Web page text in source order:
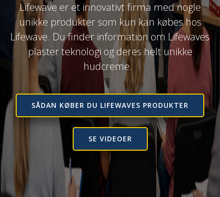
Lifewave er et innovativt firma med nogle
unikke produkter som kun kan købes hos
Lifewave. Du finder information om Lifewaves
plaster teknologi og deres helt unikke
hudcreme.
SÅDAN KØBER DU LIFEWAVES PRODUKTER
SE VIDEOER